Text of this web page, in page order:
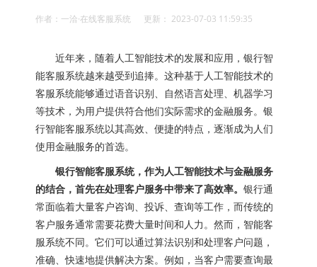
作者：一洽·在线客服系统 更新： 2023-07-03 11:59:35
近年来，随着人工智能技术的发展和应用，银行智
能客服系统越来越受到追捧。这种基于人工智能技术的
客服系统能够通过语音识别、自然语言处理、机器学习
等技术，为用户提供符合他们实际需求的金融服务。银
行智能客服系统以其高效、便捷的特点，逐渐成为人们
使用金融服务的首选。
银行智能客服系统，作为人工智能技术与金融服务
的结合，首先在处理客户服务中带来了高效率。 银行通
常面临着大量客户咨询、投诉、查询等工作，而传统的
客户服务通常需要花费大量时间和人力。然而，智能客
服系统不同。它们可以通过算法识别和处理客户问题，
准确、快速地提供解决方案。例如，当客户需要查询最